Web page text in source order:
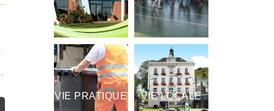
VIE PRATIQUE VIE LOCALE